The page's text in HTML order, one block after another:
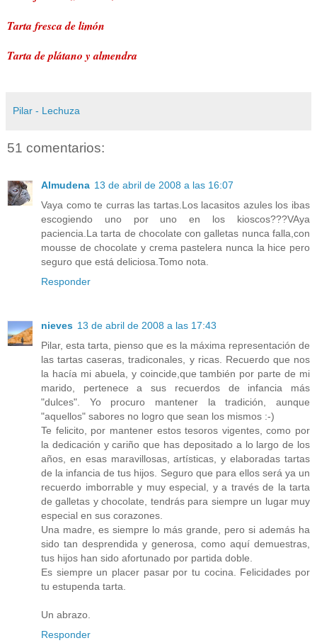
Tarta fresca de limón
Tarta de plátano y almendra
Pilar - Lechuza
51 comentarios:
Almudena 13 de abril de 2008 a las 16:07
Vaya como te curras las tartas.Los lacasitos azules los ibas
escogiendo uno por uno en los kioscos???VAya
paciencia.La tarta de chocolate con galletas nunca falla,con
mousse de chocolate y crema pastelera nunca la hice pero
seguro que está deliciosa.Tomo nota.
Responder
nieves 13 de abril de 2008 a las 17:43
Pilar, esta tarta, pienso que es la máxima representación de
las tartas caseras, tradiconales, y ricas. Recuerdo que nos
la hacía mi abuela, y coincide,que también por parte de mi
marido, pertenece a sus recuerdos de infancia más
"dulces". Yo procuro mantener la tradición, aunque
"aquellos" sabores no logro que sean los mismos :-)
Te felicito, por mantener estos tesoros vigentes, como por
la dedicación y cariño que has depositado a lo largo de los
años, en esas maravillosas, artísticas, y elaboradas tartas
de la infancia de tus hijos. Seguro que para ellos será ya un
recuerdo imborrable y muy especial, y a través de la tarta
de galletas y chocolate, tendrás para siempre un lugar muy
especial en sus corazones.
Una madre, es siempre lo más grande, pero si además ha
sido tan desprendida y generosa, como aquí demuestras,
tus hijos han sido afortunado por partida doble.
Es siempre un placer pasar por tu cocina. Felicidades por
tu estupenda tarta.
Un abrazo.
Responder